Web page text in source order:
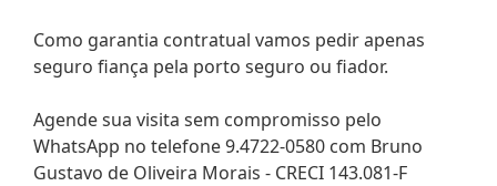
Como garantia contratual vamos pedir apenas
seguro fiança pela porto seguro ou fiador.
Agende sua visita sem compromisso pelo
WhatsApp no telefone 9.4722-0580 com Bruno
Gustavo de Oliveira Morais - CRECI 143.081-F